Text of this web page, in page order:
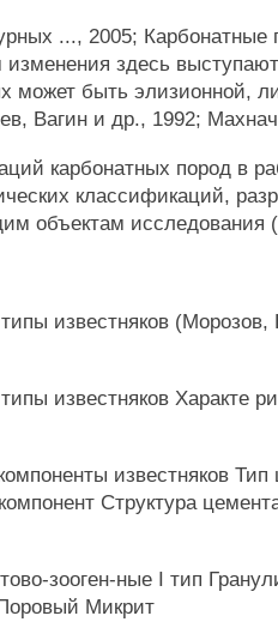
..., 2005;
здесь
может быть элизионной,
Вагин и др., 1992;
карбонатных пород в
классификаций,
объектам исследования
типы известняков
известняков Характе
известняков
Структура
зооген-ные I тип
Микрит